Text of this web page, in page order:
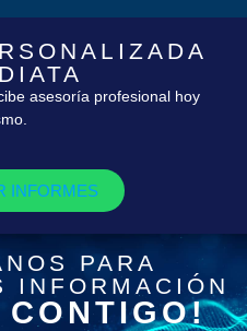
asesoría profesional hoy
INFORMES
PARA
INFORMACIÓN
CONTIGO!